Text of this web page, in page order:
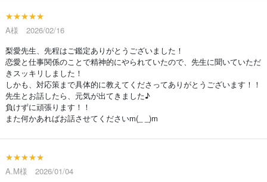
★★★★★
A様 2026/02/16
梨愛先生、先程はご鑑定ありがとうございました！
恋愛と仕事関係のことで精神的にやられていたので、先生に聞いていただ
きスッキリしました！
しかも、対応策まで具体的に教えてくださってありがとうございます！！
先生とお話したら、元気が出てきました♪
負けずに頑張ります！！
また何かあればお話させてくださいm(_ _)m
★★★★★
A.M様 2026/01/04